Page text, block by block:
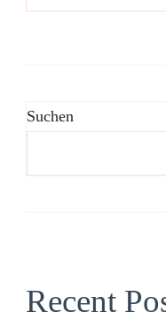
Suchen
Recent